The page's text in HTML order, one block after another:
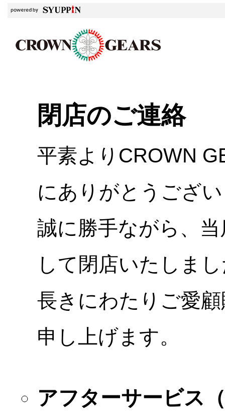
閉店のご連絡
平素よりCROWN
にありがとうござ
誠に勝手ながら、
して閉店いたしま
長きにわたりご愛
申し上げます。
アフターサービス